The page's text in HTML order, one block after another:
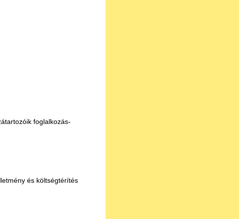
foglalkozás-
és költségtérítés